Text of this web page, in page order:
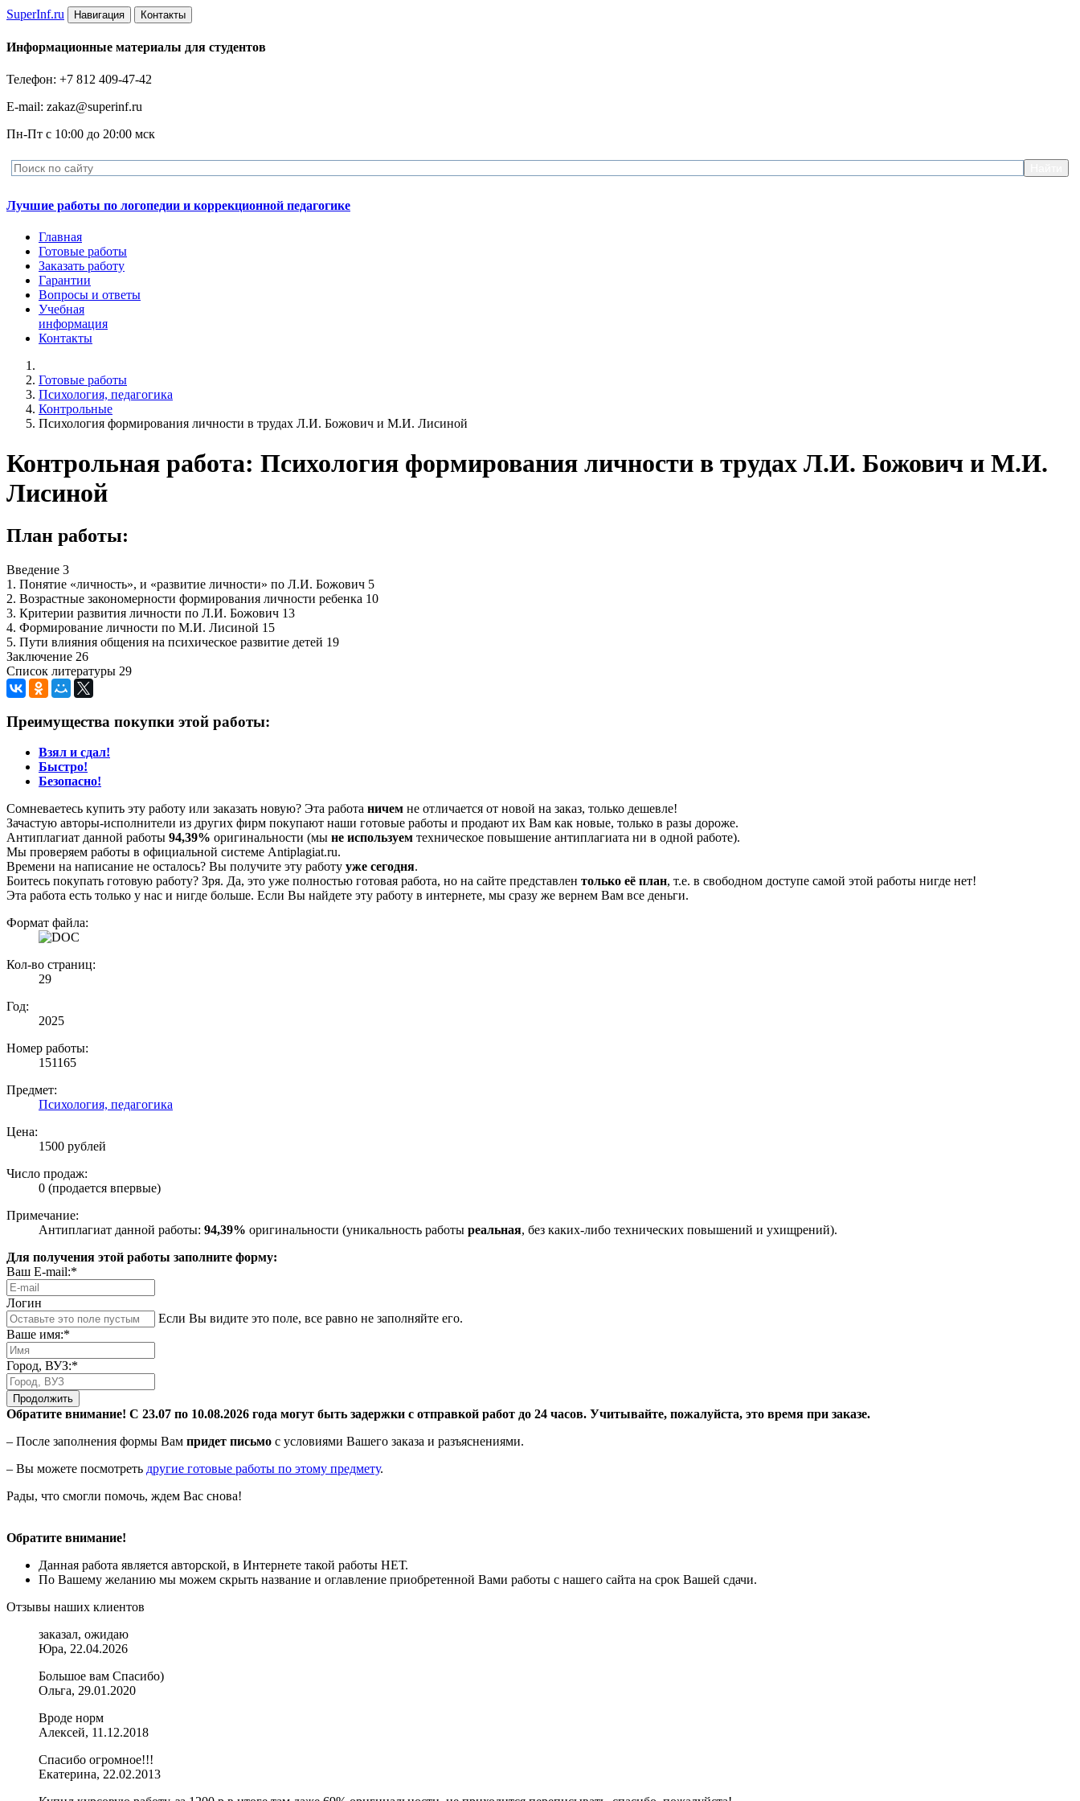
SuperInf.ru Навигация Контакты
Информационные материалы для студентов
Телефон: +7 812 409-47-42
E-mail: zakaz@superinf.ru
Пн-Пт с 10:00 до 20:00 мск
Лучшие работы по логопедии и коррекционной педагогике
Главная
Готовые работы
Заказать работу
Гарантии
Вопросы и ответы
Учебная
информация
Контакты
Готовые работы
Психология, педагогика
Контрольные
Психология формирования личности в трудах Л.И. Божович и М.И. Лисиной
Контрольная работа: Психология формирования личности в трудах Л.И. Божович и М.И.
Лисиной
План работы:
Введение 3
1. Понятие «личность», и «развитие личности» по Л.И. Божович 5
2. Возрастные закономерности формирования личности ребенка 10
3. Критерии развития личности по Л.И. Божович 13
4. Формирование личности по М.И. Лисиной 15
5. Пути влияния общения на психическое развитие детей 19
Заключение 26
Список литературы 29
Преимущества покупки этой работы:
Взял и сдал!
Быстро!
Безопасно!
Сомневаетесь купить эту работу или заказать новую? Эта работа ничем не отличается от новой на заказ, только дешевле!
Зачастую авторы-исполнители из других фирм покупают наши готовые работы и продают их Вам как новые, только в разы дороже.
Антиплагиат данной работы 94,39% оригинальности (мы не используем техническое повышение антиплагиата ни в одной работе).
Мы проверяем работы в официальной системе Аntiplagiat.ru.
Времени на написание не осталось? Вы получите эту работу уже сегодня.
Боитесь покупать готовую работу? Зря. Да, это уже полностью готовая работа, но на сайте представлен только её план, т.е. в свободном доступе самой этой работы нигде нет!
Эта работа есть только у нас и нигде больше. Если Вы найдете эту работу в интернете, мы сразу же вернем Вам все деньги.
Формат файла:
Кол-во страниц:
29
Год:
2025
Номер работы:
151165
Предмет:
Психология, педагогика
Цена:
1500 рублей
Число продаж:
0 (продается впервые)
Примечание:
Антиплагиат данной работы: 94,39% оригинальности (уникальность работы реальная, без каких-либо технических повышений и ухищрений).
Для получения этой работы заполните форму:
Ваш E-mail:*
Логин
Если Вы видите это поле, все равно не заполняйте его.
Ваше имя:*
Город, ВУЗ:*
Продолжить
Обратите внимание! С 23.07 по 10.08.2026 года могут быть задержки с отправкой работ до 24 часов. Учитывайте, пожалуйста, это время при заказе.
– После заполнения формы Вам придет письмо с условиями Вашего заказа и разъяснениями.
– Вы можете посмотреть другие готовые работы по этому предмету.
Рады, что смогли помочь, ждем Вас снова!
Обратите внимание!
Данная работа является авторской, в Интернете такой работы НЕТ.
По Вашему желанию мы можем скрыть название и оглавление приобретенной Вами работы с нашего сайта на срок Вашей сдачи.
Отзывы наших клиентов
заказал, ожидаю
Юра, 22.04.2026
Большое вам Спасибо)
Ольга, 29.01.2020
Вроде норм
Алексей, 11.12.2018
Спасибо огромное!!!
Екатерина, 22.02.2013